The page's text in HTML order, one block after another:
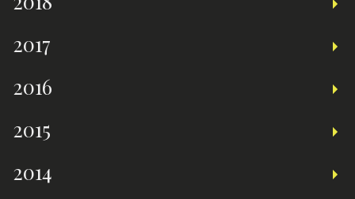
2017
2016
2015
2014